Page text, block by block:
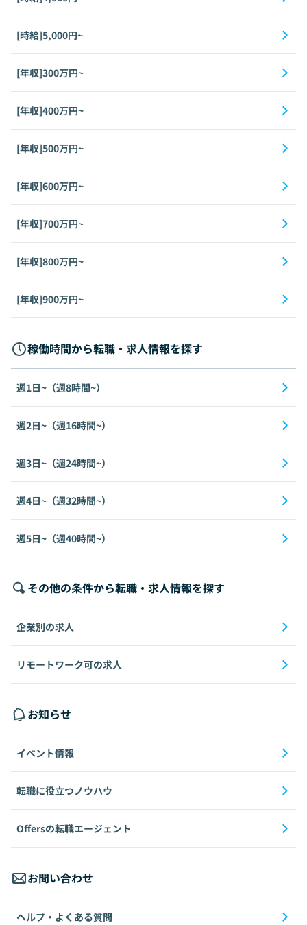
[時給]5,000円~
[年収]300万円~
[年収]400万円~
[年収]500万円~
[年収]600万円~
[年収]700万円~
[年収]800万円~
[年収]900万円~
稼働時間から転職・求人情報を探す
週1日~（週8時間~）
週2日~（週16時間~）
週3日~（週24時間~）
週4日~（週32時間~）
週5日~（週40時間~）
その他の条件から転職・求人情報を探す
企業別の求人
リモートワーク可の求人
お知らせ
イベント情報
転職に役立つノウハウ
Offersの転職エージェント
お問い合わせ
ヘルプ・よくある質問